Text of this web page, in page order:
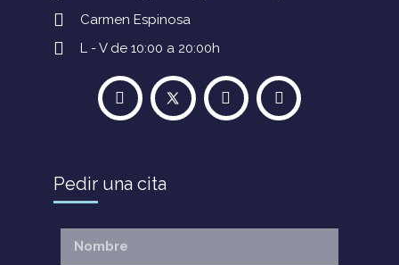
Carmen Espinosa
L - V de 10:00 a 20:00h
Pedir una cita